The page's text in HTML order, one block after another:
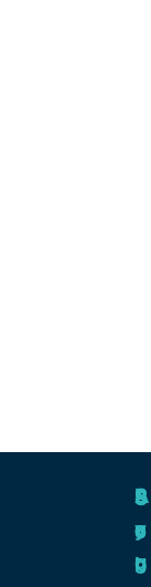
A
y
u
S
o
b
R
e
g
S
e
r